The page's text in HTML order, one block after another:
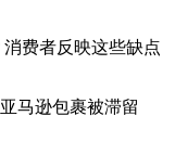
费者反映这些缺点
马逊包裹被滞留